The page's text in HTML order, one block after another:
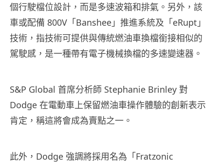
個行駛檔位設計，而是多速波箱和排氣。另外，該
車或配備 800V「Banshee」推進系統及「eRupt」
技術，指技術可提供與傳統燃油車換檔銜接相似的
駕駛感，是一種帶有電子機械換檔的多速變速器。
S&P Global 首席分析師 Stephanie Brinley 對
Dodge 在電動車上保留燃油車操作體驗的創新表示
肯定，稱這將會成為賣點之一。
此外，Dodge 強調將採用名為「Fratzonic